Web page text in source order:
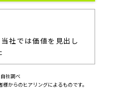
社では価値を見出し
社調べ
からのヒアリングによるものです。